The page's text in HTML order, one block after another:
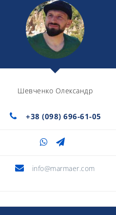
Шевченко Олександр
+38 (098) 696-61-05
info@marmaer.com